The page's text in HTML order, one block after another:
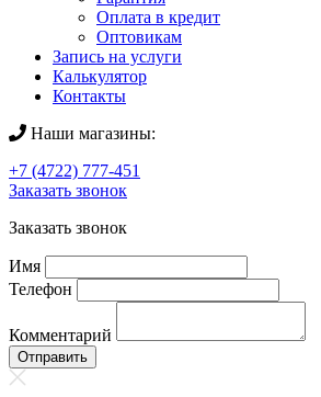
Оплата в кредит
Оптовикам
Запись на услуги
Калькулятор
Контакты
Наши магазины:
+7 (4722) 777-451
Заказать звонок
Заказать звонок
Имя
Телефон
Комментарий
Отправить